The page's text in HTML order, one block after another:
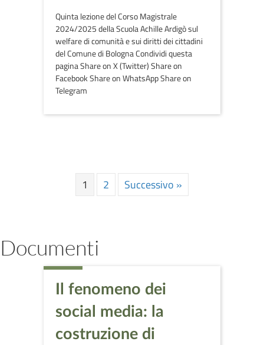
Quinta lezione del Corso Magistrale
2024/2025 della Scuola Achille Ardigò sul
welfare di comunità e sui diritti dei cittadini
del Comune di Bologna Condividi questa
pagina Share on X (Twitter) Share on
Facebook Share on WhatsApp Share on
Telegram
1 2 Successivo »
Documenti
Il fenomeno dei
social media: la
costruzione di